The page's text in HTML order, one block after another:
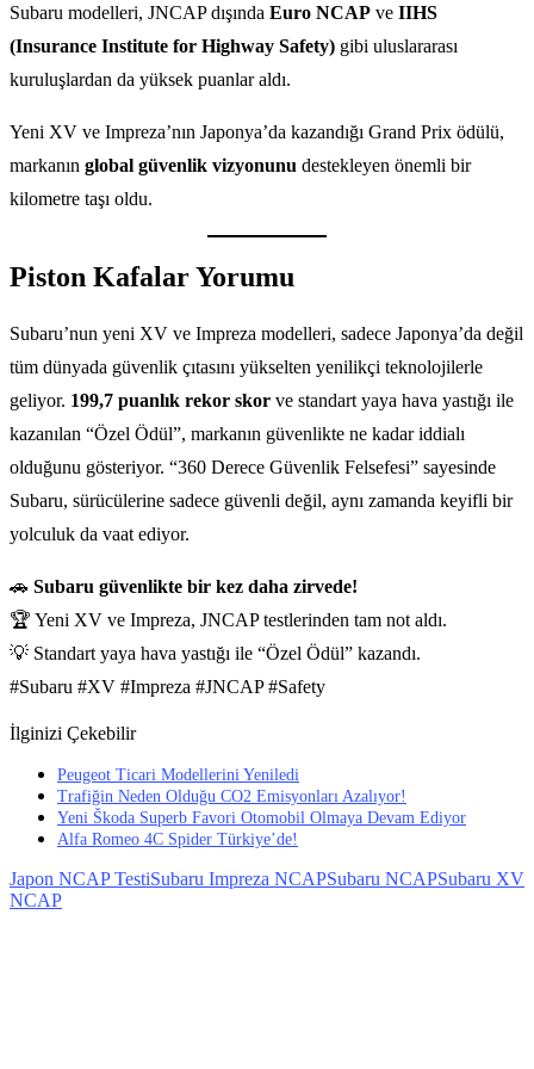
Subaru modelleri, JNCAP dışında Euro NCAP ve IIHS
(Insurance Institute for Highway Safety) gibi uluslararası
kuruluşlardan da yüksek puanlar aldı.
Yeni XV ve Impreza’nın Japonya’da kazandığı Grand Prix ödülü,
markanın global güvenlik vizyonunu destekleyen önemli bir
kilometre taşı oldu.
Piston Kafalar Yorumu
Subaru’nun yeni XV ve Impreza modelleri, sadece Japonya’da değil
tüm dünyada güvenlik çıtasını yükselten yenilikçi teknolojilerle
geliyor. 199,7 puanlık rekor skor ve standart yaya hava yastığı ile
kazanılan “Özel Ödül”, markanın güvenlikte ne kadar iddialı
olduğunu gösteriyor. “360 Derece Güvenlik Felsefesi” sayesinde
Subaru, sürücülerine sadece güvenli değil, aynı zamanda keyifli bir
yolculuk da vaat ediyor.
🚗 Subaru güvenlikte bir kez daha zirvede!
🏆 Yeni XV ve Impreza, JNCAP testlerinden tam not aldı.
💡 Standart yaya hava yastığı ile “Özel Ödül” kazandı.
#Subaru #XV #Impreza #JNCAP #Safety
İlginizi Çekebilir
Peugeot Ticari Modellerini Yeniledi
Trafiğin Neden Olduğu CO2 Emisyonları Azalıyor!
Yeni Škoda Superb Favori Otomobil Olmaya Devam Ediyor
Alfa Romeo 4C Spider Türkiye’de!
Japon NCAP TestiSubaru Impreza NCAPSubaru NCAPSubaru XV
NCAP